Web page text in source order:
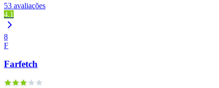
53 avaliações
4.1
8
F
Farfetch